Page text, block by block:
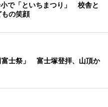
で「といちまつり」 校舎と
の笑顔
富士祭」 富士塚登拝、山頂か